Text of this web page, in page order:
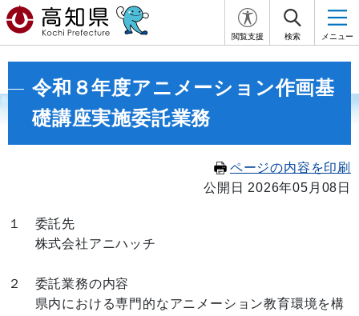
閲覧支援 検索 メニュー
令和８年度アニメーション作画基
礎講座実施委託業務
ページの内容を印刷
公開日 2026年05月08日
１ 委託先
株式会社アニハッチ
２ 委託業務の内容
県内における専門的なアニメーション教育環境を構